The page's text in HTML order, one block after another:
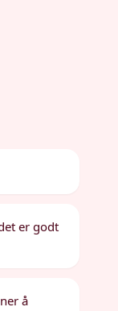
er godt
å